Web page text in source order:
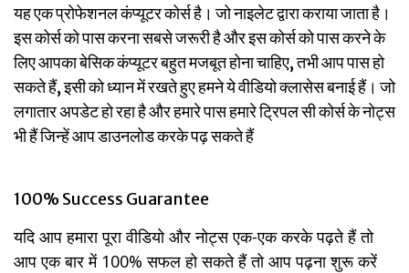
यह एक प्रोफेशनल कंप्यूटर कोर्स है। जो नाइलेट द्वारा कराया जाता है।
इस कोर्स को पास करना सबसे जरूरी है और इस कोर्स को पास करने के
लिए आपका बेसिक कंप्यूटर बहुत मजबूत होना चाहिए, तभी आप पास हो
सकते हैं, इसी को ध्यान में रखते हुए हमने ये वीडियो क्लासेस बनाई हैं। जो
लगातार अपडेट हो रहा है और हमारे पास हमारे ट्रिपल सी कोर्स के नोट्स
भी हैं जिन्हें आप डाउनलोड करके पढ़ सकते हैं
100% Success Guarantee
यदि आप हमारा पूरा वीडियो और नोट्स एक-एक करके पढ़ते हैं तो
आप एक बार में 100% सफल हो सकते हैं तो आप पढ़ना शुरू करें